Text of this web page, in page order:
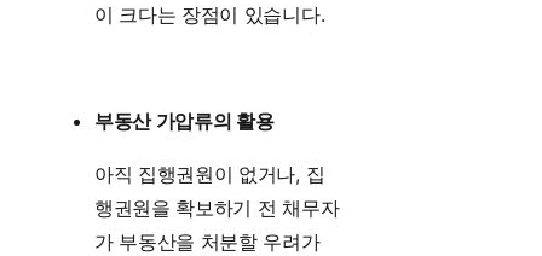
이 크다는 장점이 있습니다.
부동산 가압류의 활용
아직 집행권원이 없거나, 집
행권원을 확보하기 전 채무자
가 부동산을 처분할 우려가